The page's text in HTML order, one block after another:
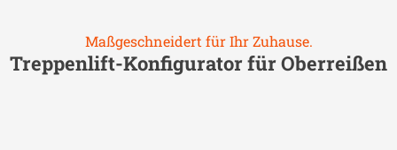
Maßgeschneidert für Ihr Zuhause.
Treppenlift-Konfigurator fürOberreißen